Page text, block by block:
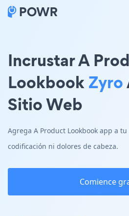
Incrustar A
LookbookZyro
Sitio Web
Agrega A Product Lookbook app a
codificación ni dolores de cabeza.
Comience